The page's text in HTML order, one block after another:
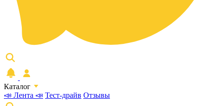
Каталог
📣 Лента 📣 Тест-драйв Отзывы